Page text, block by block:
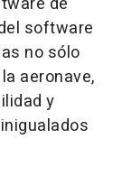
software
no sólo
aeronave,
y